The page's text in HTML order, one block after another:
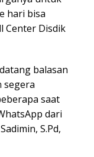
hari bisa
Center Disdik
balasan
segera
saat
dari
S.Pd,